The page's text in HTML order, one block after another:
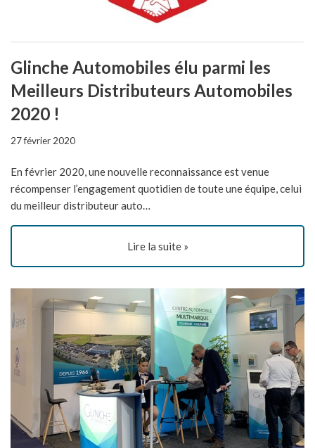
Glinche Automobiles élu parmi les
Meilleurs Distributeurs Automobiles
2020 !
27 février 2020
En février 2020, une nouvelle reconnaissance est venue
récompenser l’engagement quotidien de toute une équipe, celui
du meilleur distributeur auto…
Lire la suite »